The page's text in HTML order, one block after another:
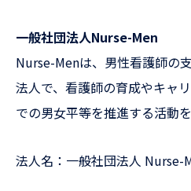
一般社団法人Nurse-Men
Nurse-Menは、男性看護師の
法人で、看護師の育成やキャ
での男女平等を推進する活動
法人名：一般社団法人 Nurse-